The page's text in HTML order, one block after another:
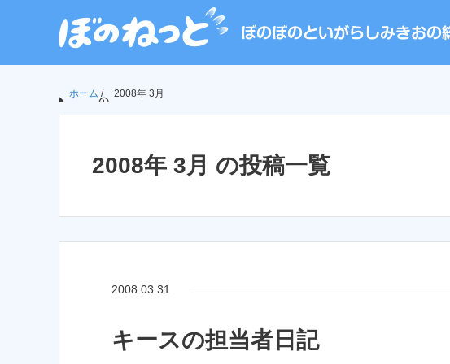
ホーム / 2008年 3月
2008年 3月 の投稿一覧
2008.03.31
キースの担当者日記